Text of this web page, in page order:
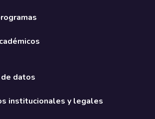
datos
institucionales y legales